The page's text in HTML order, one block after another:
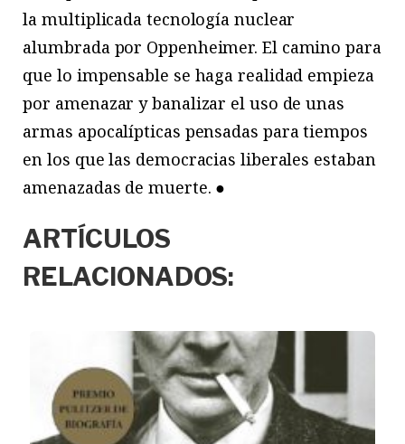
la multiplicada tecnología nuclear
alumbrada por Oppenheimer. El camino para
que lo impensable se haga realidad empieza
por amenazar y banalizar el uso de unas
armas apocalípticas pensadas para tiempos
en los que las democracias liberales estaban
amenazadas de muerte. ●
ARTÍCULOS
RELACIONADOS: